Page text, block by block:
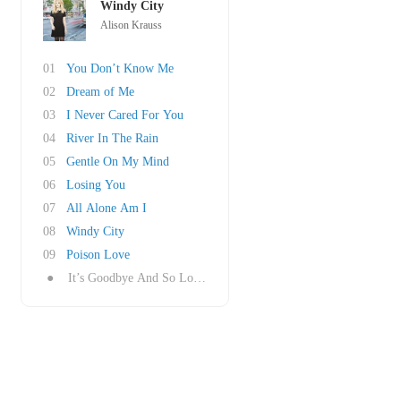
Windy City
Alison Krauss
01
You Don’t Know Me
02
Dream of Me
03
I Never Cared For You
04
River In The Rain
05
Gentle On My Mind
06
Losing You
07
All Alone Am I
08
Windy City
09
Poison Love
●
It’s Goodbye And So Long to You